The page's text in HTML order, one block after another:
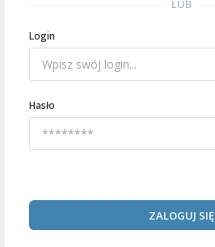
LUB
Login
Hasło
ZALOGUJ SIĘ